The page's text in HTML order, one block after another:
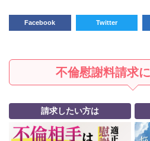
Facebook Twitter
不倫慰謝料請求
請求したい方は